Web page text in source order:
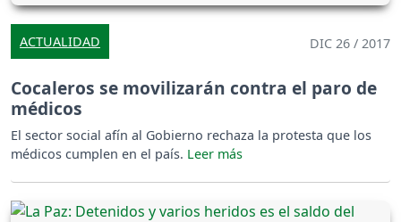
ACTUALIDAD DIC 26 / 2017
Cocaleros se movilizarán contra el paro de
médicos
El sector social afín al Gobierno rechaza la protesta que los
médicos cumplen en el país.